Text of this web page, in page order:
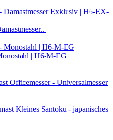
| H6-M-EG
Officemesser - Universalmesser
Kleines Santoku - japanisches